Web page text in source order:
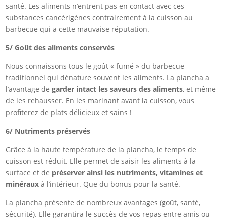
santé. Les aliments n’entrent pas en contact avec ces
substances cancérigènes contrairement à la cuisson au
barbecue qui a cette mauvaise réputation.
5/ Goût des aliments conservés
Nous connaissons tous le goût « fumé » du barbecue
traditionnel qui dénature souvent les aliments. La plancha a
l’avantage degarder intact les saveurs des aliments, et même
de les rehausser. En les marinant avant la cuisson, vous
profiterez de plats délicieux et sains !
6/ Nutriments préservés
Grâce à la haute température de la plancha, le temps de
cuisson est réduit. Elle permet de saisir les aliments à la
surface et de préserver ainsi les nutriments, vitamines et
minéraux à l’intérieur. Que du bonus pour la santé.
La plancha présente de nombreux avantages (goût, santé,
sécurité). Elle garantira le succès de vos repas entre amis ou